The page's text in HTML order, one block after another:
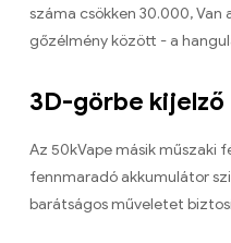
száma csökken 30.000,
gőzélmény között - a
3D-görbe kijelző
Az 50kVape másik műszaki
fennmaradó akkumulátor
barátságos műveletet